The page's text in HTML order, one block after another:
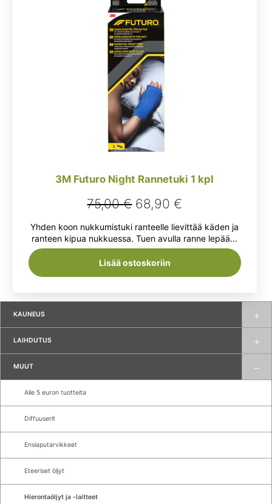
KAUNEUS
LAIHDUTUS
MUUT
Alle 5 euron tuotteita
Diffuuserit
Ensiaputarvikkeet
Eteeriset öljyt
Hierontaöljyt ja -laitteet
3M Futuro Night Rannetuki 1 kpl
75,00€ Alkuperäinen
hinta
oli:
75,00 €.
68,90€
hinta
on:
Yhden koon nukkumistuki ranteelle lievittää käden ja
ranteen kipua nukkuessa. Tuen avulla ranne lepää...
Lisää ostoskoriin